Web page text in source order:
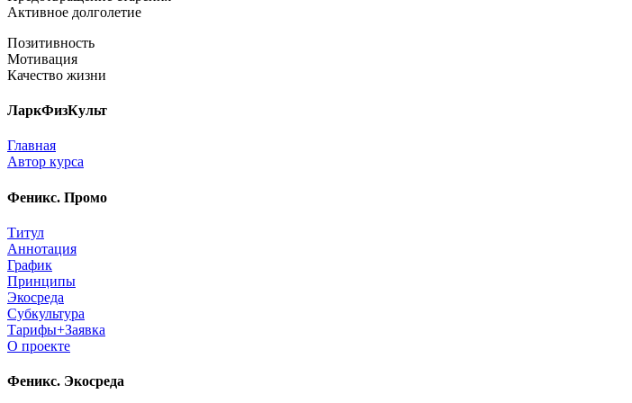
Активное долголетие
Позитивность
Мотивация
Качество жизни
ЛаркФизКульт
Главная
Автор курса
Феникс. Промо
Титул
Аннотация
График
Принципы
Экосреда
Субкультура
Тарифы+Заявка
О проекте
Феникс. Экосреда